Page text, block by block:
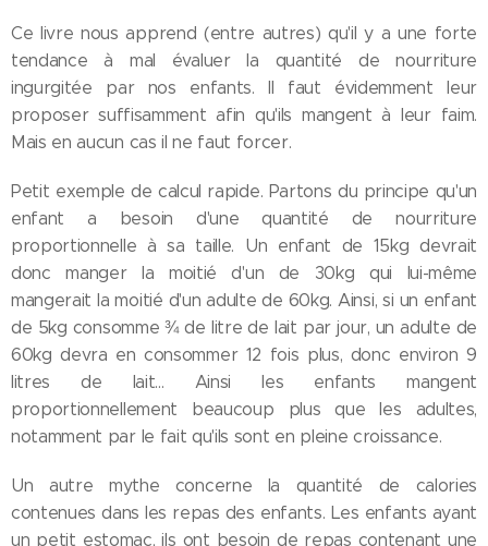
Ce livre nous apprend (entre autres) qu'il y a une forte
tendance à mal évaluer la quantité de nourriture
ingurgitée par nos enfants. Il faut évidemment leur
proposer suffisamment afin qu'ils mangent à leur faim.
Mais en aucun cas il ne faut forcer.
Petit exemple de calcul rapide. Partons du principe qu'un
enfant a besoin d'une quantité de nourriture
proportionnelle à sa taille. Un enfant de 15kg devrait
donc manger la moitié d'un de 30kg qui lui-même
mangerait la moitié d'un adulte de 60kg. Ainsi, si un enfant
de 5kg consomme ¾ de litre de lait par jour, un adulte de
60kg devra en consommer 12 fois plus, donc environ 9
litres de lait... Ainsi les enfants mangent
proportionnellement beaucoup plus que les adultes,
notamment par le fait qu'ils sont en pleine croissance.
Un autre mythe concerne la quantité de calories
contenues dans les repas des enfants. Les enfants ayant
un petit estomac, ils ont besoin de repas contenant une